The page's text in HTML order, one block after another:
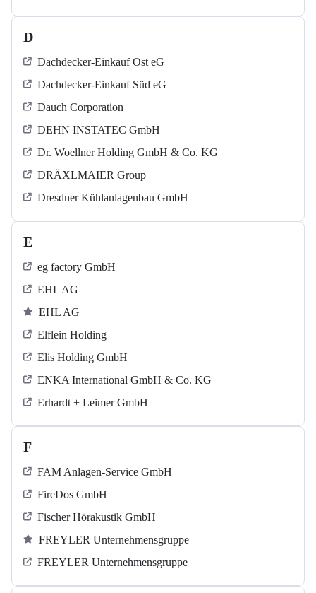
D
Dachdecker-Einkauf Ost eG
Dachdecker-Einkauf Süd eG
Dauch Corporation
DEHN INSTATEC GmbH
Dr. Woellner Holding GmbH & Co. KG
DRÄXLMAIER Group
Dresdner Kühlanlagenbau GmbH
E
eg factory GmbH
EHL AG
EHL AG
Elflein Holding
Elis Holding GmbH
ENKA International GmbH & Co. KG
Erhardt + Leimer GmbH
F
FAM Anlagen-Service GmbH
FireDos GmbH
Fischer Hörakustik GmbH
FREYLER Unternehmensgruppe
FREYLER Unternehmensgruppe